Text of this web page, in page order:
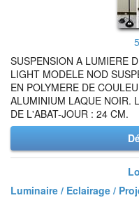
SUSPENSION A LUMIERE
LIGHT MODELE NOD
EN POLYMERE DE
ALUMINIUM LAQUE NOIR.
DE L'ABAT-JOUR : 24 CM.
Luminaire / Eclairage /